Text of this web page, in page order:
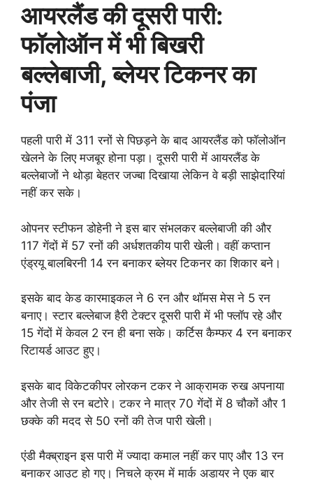
आयरलैंड की दूसरी पारी:
फॉलोऑन में भी बिखरी
बल्लेबाजी, ब्लेयर टिकनर का
पंजा
पहली पारी में 311 रनों से पिछड़ने के बाद आयरलैंड को फॉलोऑन
खेलने के लिए मजबूर होना पड़ा। दूसरी पारी में आयरलैंड के
बल्लेबाजों ने थोड़ा बेहतर जज्बा दिखाया लेकिन वे बड़ी साझेदारियां
नहीं कर सके।
ओपनर स्टीफन डोहेनी ने इस बार संभलकर बल्लेबाजी की और
117 गेंदों में 57 रनों की अर्धशतकीय पारी खेली। वहीं कप्तान
एंड्रयू बालबिरनी 14 रन बनाकर ब्लेयर टिकनर का शिकार बने।
इसके बाद केड कारमाइकल ने 6 रन और थॉमस मेस ने 5 रन
बनाए। स्टार बल्लेबाज हैरी टेक्टर दूसरी पारी में भी फ्लॉप रहे और
15 गेंदों में केवल 2 रन ही बना सके। कर्टिस कैम्फर 4 रन बनाकर
रिटायर्ड आउट हुए।
इसके बाद विकेटकीपर लोरकन टकर ने आक्रामक रुख अपनाया
और तेजी से रन बटोरे। टकर ने मात्र 70 गेंदों में 8 चौकों और 1
छक्के की मदद से 50 रनों की तेज पारी खेली।
एंडी मैक्ब्राइन इस पारी में ज्यादा कमाल नहीं कर पाए और 13 रन
बनाकर आउट हो गए। निचले क्रम में मार्क अडायर ने एक बार